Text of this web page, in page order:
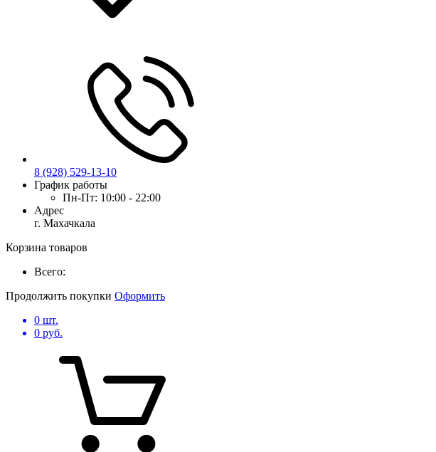
8 (928) 529-13-10
График работы
Пн-Пт: 10:00 - 22:00
Адрес
г. Махачкала
Корзина товаров
Всего:
Продолжить покупки Оформить
0 шт.
0 руб.